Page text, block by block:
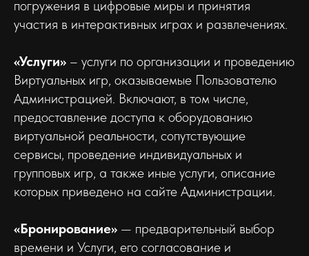
погружения в цифровые миры и принятия
участия в интерактивных играх и развлечениях.
«Услуги» – услуги по организации и проведению
Виртуальных игр, оказываемые Пользователю
Администрацией. Включают, в том числе,
предоставление доступа к оборудованию
виртуальной реальности, сопутствующие
сервисы, проведение индивидуальных и
групповых игр, а также иные услуги, описание
которых приведено на сайте Администрации.
«Бронирование» — предварительный выбор
времени и Услуги, его согласование и